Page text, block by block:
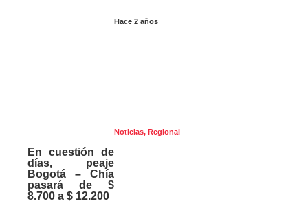
Hace 2 años
Noticias, Regional
En cuestión de
días, peaje
Bogotá – Chía
pasará de $
8.700 a $ 12.200